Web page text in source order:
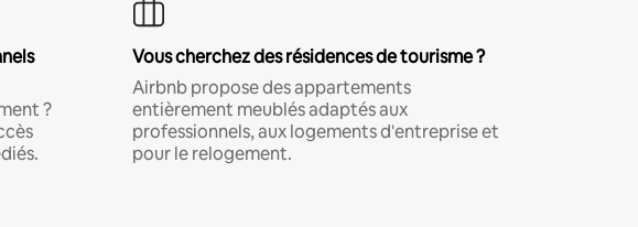
?
Vous cherchez des résidences de tourisme ?
Airbnb propose des appartements
entièrement meublés adaptés aux
professionnels, aux logements d'entreprise et
pour le relogement.